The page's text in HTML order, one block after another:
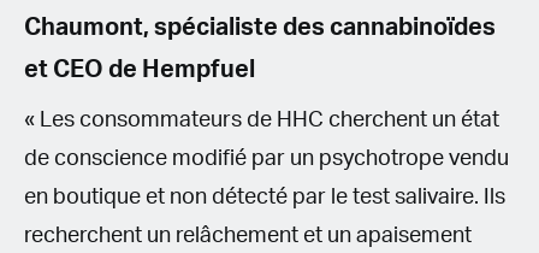
Chaumont, spécialiste des cannabinoïdes
et CEO de Hempfuel
« Les consommateurs de HHC cherchent un état
de conscience modifié par un psychotrope vendu
en boutique et non détecté par le test salivaire. Ils
recherchent un relâchement et un apaisement